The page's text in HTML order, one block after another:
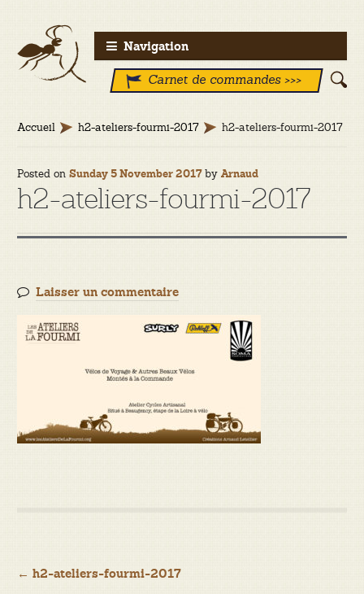
Aller
à
Aller
au
contenu
Navigation
Carnet de commandes >>>
Accueil h2-ateliers-fourmi-2017 h2-ateliers-fourmi-2017
Posted on Sunday 5 November 2017by Arnaud
h2-ateliers-fourmi-2017
Laisser un commentaire
Navigation
← h2-ateliers-fourmi-2017